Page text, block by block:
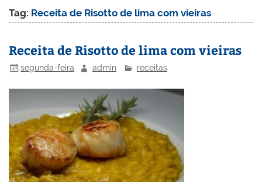
Tag: Receita de Risotto de lima com vieiras
Receita de Risotto de lima com vieiras
segunda-feira admin receitas